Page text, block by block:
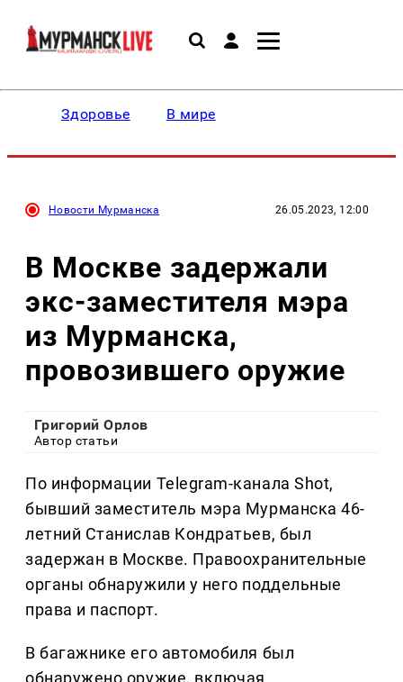
Здоровье В мире
Новости Мурманска 26.05.2023, 12:00
В Москве задержали
экс-заместителя мэра
из Мурманска,
провозившего оружие
Григорий Орлов
Автор статьи
По информации Telegram-канала Shot,
бывший заместитель мэра Мурманска 46-
летний Станислав Кондратьев, был
задержан в Москве. Правоохранительные
органы обнаружили у него поддельные
права и паспорт.
В багажнике его автомобиля был
обнаружено оружие, включая